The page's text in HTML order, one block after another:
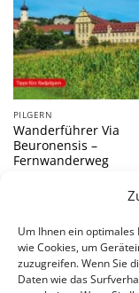
Um Ihnen ein
wie Cookies, um
zuzugreifen. Wenn Sie
Daten wie das
PILGERN
Wanderführer Via
Beuronensis –
Fernwanderweg